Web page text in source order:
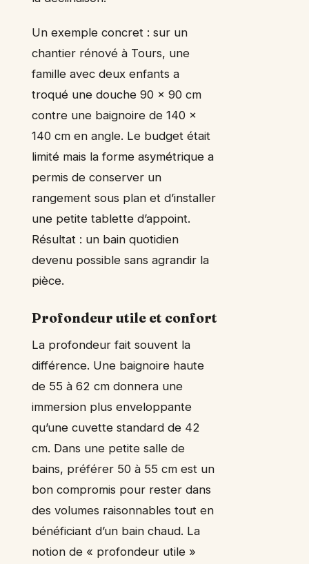
Un exemple concret : sur un
chantier rénové à Tours, une
famille avec deux enfants a
troqué une douche 90 x 90 cm
contre une baignoire de 140 x
140 cm en angle. Le budget était
limité mais la forme asymétrique a
permis de conserver un
rangement sous plan et d’installer
une petite tablette d’appoint.
Résultat : un bain quotidien
devenu possible sans agrandir la
pièce.
Profondeur utile et confort
La profondeur fait souvent la
différence. Une baignoire haute
de 55 à 62 cm donnera une
immersion plus enveloppante
qu’une cuvette standard de 42
cm. Dans une petite salle de
bains, préférer 50 à 55 cm est un
bon compromis pour rester dans
des volumes raisonnables tout en
bénéficiant d’un bain chaud. La
notion de « profondeur utile »